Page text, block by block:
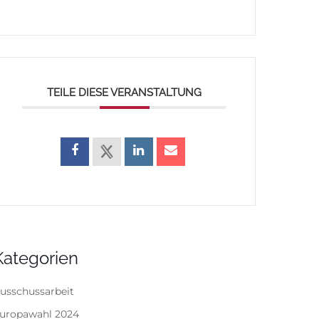
TEILE DIESE VERANSTALTUNG
2024